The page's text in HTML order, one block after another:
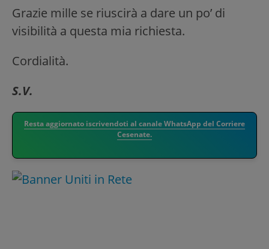
Grazie mille se riuscirà a dare un po’ di
visibilità a questa mia richiesta.
Cordialità.
S.V.
Resta aggiornato iscrivendoti al canale WhatsApp del Corriere
Cesenate.